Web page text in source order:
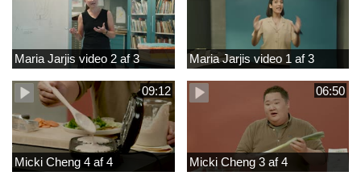
Maria Jarjis video 2 af 3 Maria Jarjis video 1 af 3
09:12
Micki Cheng 4 af 4
06:50
Micki Cheng 3 af 4